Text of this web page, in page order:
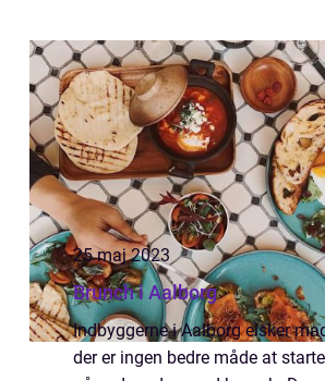
stiger i popularitet, er det ikke
at i...
25 maj 2023
Brunch i Aalborg
Indbyggerne i Aalborg elsker
der er ingen bedre måde at